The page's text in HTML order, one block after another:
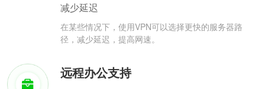
减少延迟
在某些情况下，使用VPN可以选择更快的服务器路
径，减少延迟，提高网速。
远程办公支持